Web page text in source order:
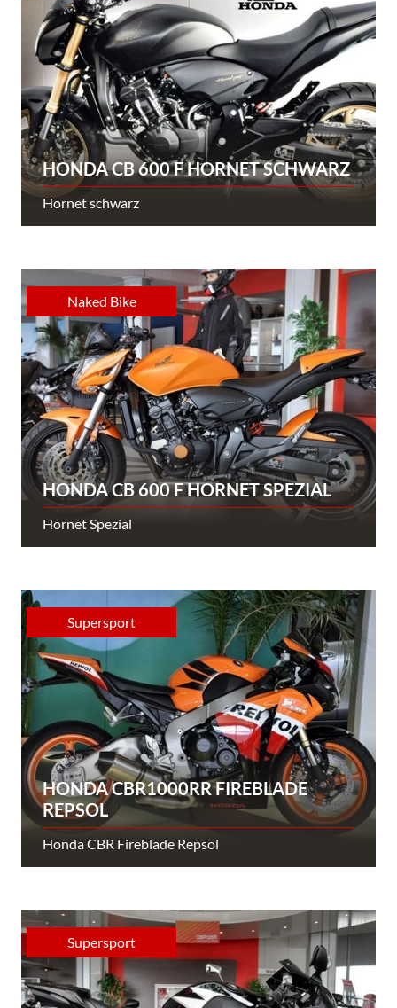
HONDA CB 600 F HORNET SCHWARZ
Hornet schwarz
Naked Bike
HONDA CB 600 F HORNET SPEZIAL
Hornet Spezial
Supersport
HONDA CBR1000RR FIREBLADE
REPSOL
Honda CBR Fireblade Repsol
Supersport